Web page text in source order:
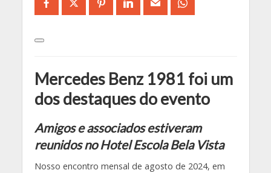
Mercedes Benz 1981 foi um
dos destaques do evento
Amigos e associados estiveram
reunidos no Hotel Escola Bela Vista
Nosso encontro mensal de agosto de 2024, em